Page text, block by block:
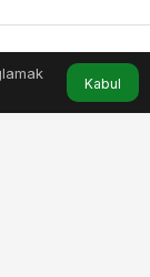
Kabul
Hesabım